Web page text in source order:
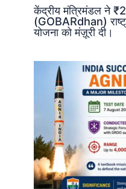
केंद्रीय मंत्रिमंडल ने
(GOBARdhan)
योजना को मंज़ूरी दी।